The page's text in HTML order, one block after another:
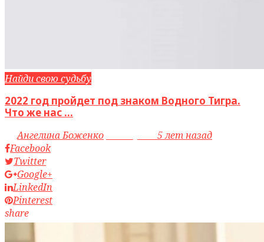
Найди свою судьбу
2022 год пройдет под знаком Водного Тигра.
Что же нас ...
byАнгелина Боженко
5 лет назад
Facebook
Twitter
Google+
LinkedIn
Pinterest
share